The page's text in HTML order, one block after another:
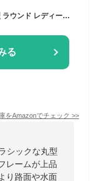
[KANASTAL] 偏光 サングラス 丸 メンズ 丸型 ラウンド レディース クラシック デザイン ファッション UVカット 人気 軽量 運転用 さんぐらす (茶色)
る
をAmazonでチェック >>
シックな丸型
レームが上品
り路面や水面